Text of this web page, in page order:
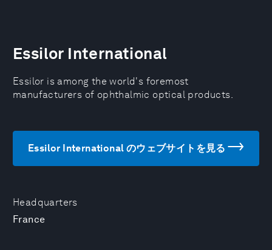
Headquarters
France
Essilor International
Essilor is among the world's foremost
manufacturers of ophthalmic optical products.
Essilor International のウェブサイトを見る